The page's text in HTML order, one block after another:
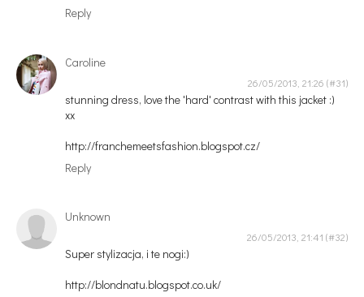
Reply
Caroline
26/05/2013, 21:26
stunning dress, love the 'hard' contrast with this jacket :)
xx
http://franchemeetsfashion.blogspot.cz/
Reply
Unknown
26/05/2013, 21:41
Super stylizacja, i te nogi:)
http://blondnatu.blogspot.co.uk/